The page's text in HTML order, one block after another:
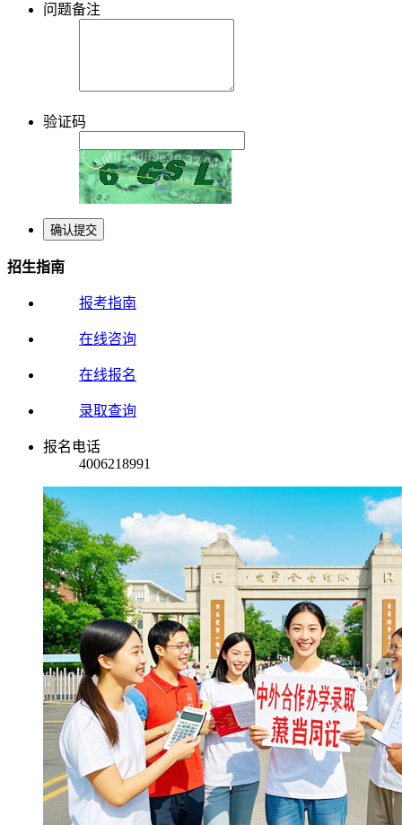
问题备注
验证码
招生指南
报考指南
在线咨询
在线报名
录取查询
报名电话
4006218991